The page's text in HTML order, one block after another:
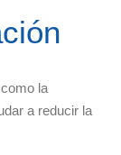
la
a reducir la